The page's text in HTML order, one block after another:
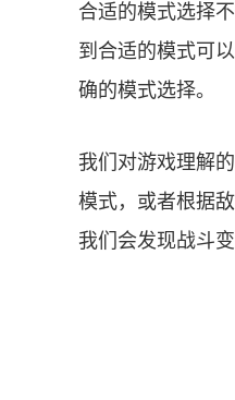
合适的模式选择
到合适的模式可
确的模式选择。
我们对游戏理解
模式，或者根据
我们会发现战斗